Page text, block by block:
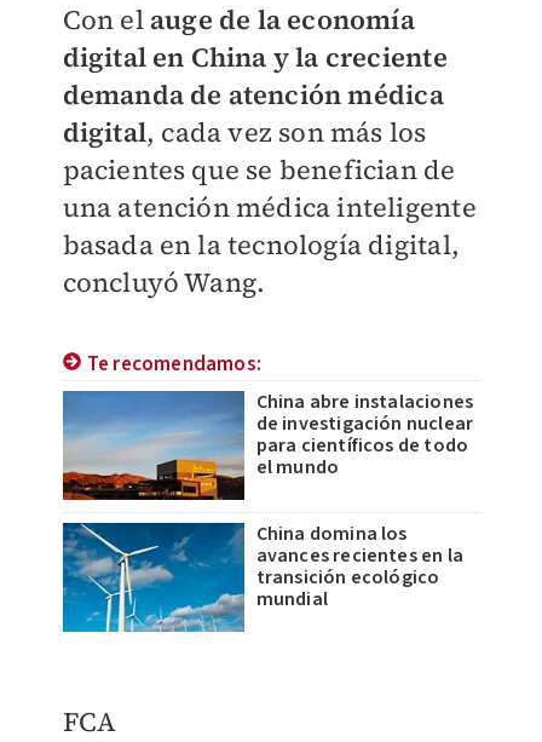
Con el auge de la economía
digital en China y la creciente
demanda de atención médica
digital, cada vez son más los
pacientes que se benefician de
una atención médica inteligente
basada en la tecnología digital,
concluyó Wang.
Te recomendamos:
China abre instalaciones
de investigación nuclear
para científicos de todo
el mundo
China domina los
avances recientes en la
transición ecológico
mundial
FCA